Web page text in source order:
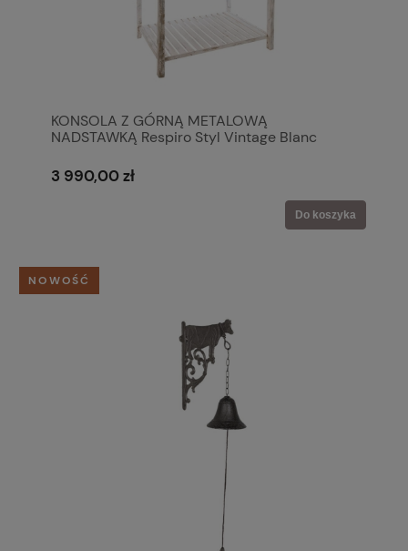
KONSOLA Z GÓRNĄ METALOWĄ
NADSTAWKĄ Respiro Styl Vintage Blanc
3 990,00 zł
Do koszyka
NOWOŚĆ